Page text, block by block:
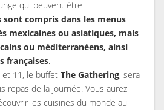
qui peuvent être
sont compris dans les menus
mexicaines ou asiatiques, mais
ou méditerranéens, ainsi
françaises.
et 11, le buffet The Gathering, sera
repas de la journée. Vous aurez
les cuisines du monde au